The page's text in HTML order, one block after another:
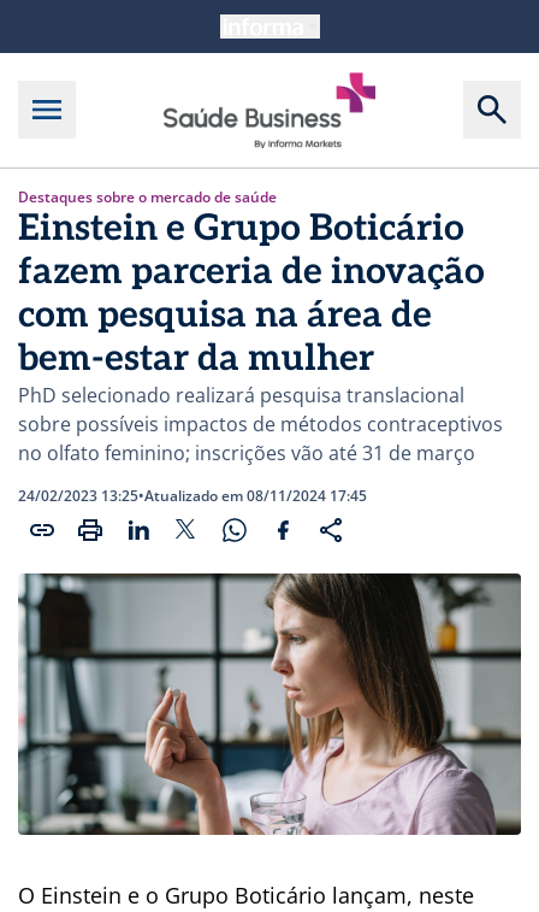
Destaques sobre o mercado de saúde
Einstein e Grupo Boticário
fazem parceria de inovação
com pesquisa na área de
bem-estar da mulher
PhD selecionado realizará pesquisa translacional
sobre possíveis impactos de métodos contraceptivos
no olfato feminino; inscrições vão até 31 de março
24/02/2023 13:25•Atualizado em 08/11/2024 17:45
O Einstein e o Grupo Boticário lançam, neste